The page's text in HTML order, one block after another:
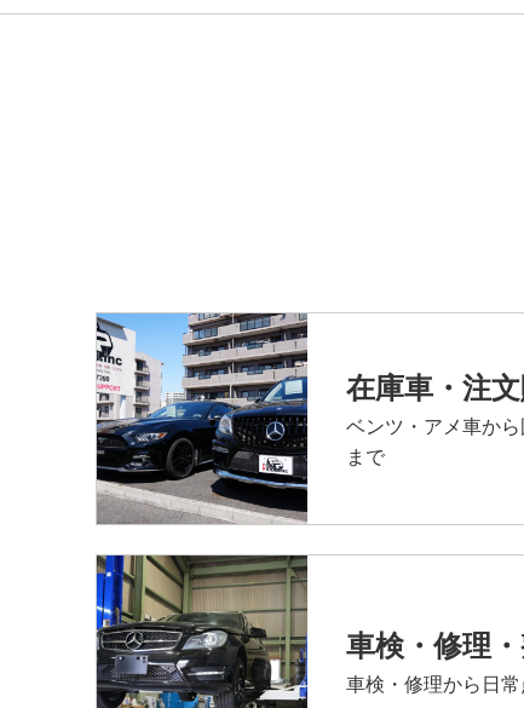
在庫車・注
ベンツ・アメ車か
まで
車検・修理
車検・修理から日